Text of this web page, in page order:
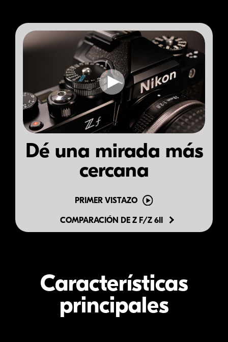
Dé una mirada más
cercana
PRIMER VISTAZO
COMPARACIÓN DEZ F/Z 6II
Características
principales